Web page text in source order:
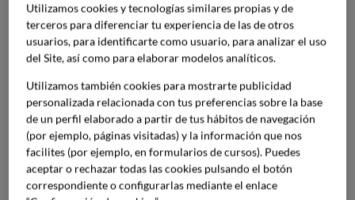
palabraseat(comer) yentertainment(entretenimiento). Es
un enfoque innovador en la industria de la restauración
que buscacombinar la experiencia culinaria con el
entretenimiento, creando un ambiente agradable y
emocionante para los comensales. ElEatertainment
allá de servir simplemente comida deliciosa; se trata de
ofrecer un espectáculo y generar recuerdos inolvidables
para los clientes. Algo que se trata, entre muchas otras
cosas, en nuestroMáster en Innovación de producto y
técnicas gastronómicas.
Utilizamos cookies y tecnologías similares propias y de
terceros para diferenciar tu experiencia de las de otros
usuarios, para identificarte como usuario, para analizar el uso
del Site, así como para elaborar modelos analíticos.
Utilizamos también cookies para mostrarte publicidad
personalizada relacionada con tus preferencias sobre la base
de un perfil elaborado a partir de tus hábitos de navegación
(por ejemplo, páginas visitadas) y la información que nos
facilites (por ejemplo, en formularios de cursos). Puedes
aceptar o rechazar todas las cookies pulsando el botón
correspondiente o configurarlas mediante el enlace